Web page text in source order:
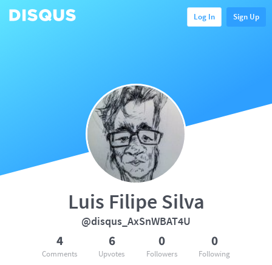
Log In Sign Up
Luis Filipe Silva
@disqus_AxSnWBAT4U
4
Comments
6
Upvotes
0
Followers
0
Following